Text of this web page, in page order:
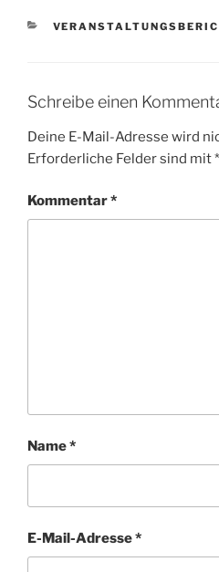
KATEGORIEN
Schreibe einen
Deine E-Mail-Adresse wird
Erforderliche Felder sind mit*
Kommentar*
Name*
E-Mail-Adresse*